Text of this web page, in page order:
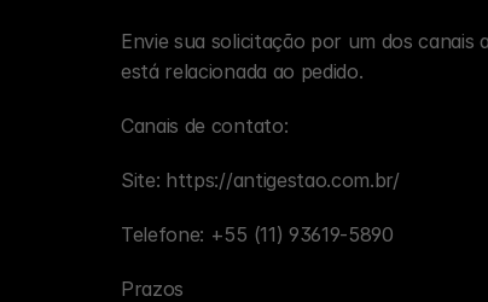
Envie sua solicitação por um dos
está relacionada ao pedido.
Canais de contato:
Site: https://antigestao.com.br/
Telefone: +55 (11) 93619-5890
Prazos